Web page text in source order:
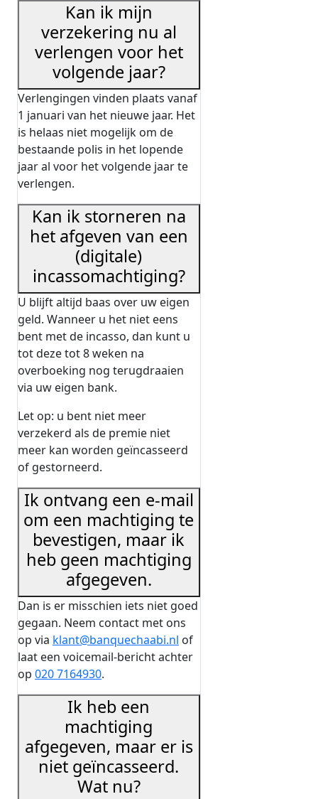
Kan ik mijn
verzekering nu al
verlengen voor het
volgende jaar?
Verlengingen vinden plaats vanaf
1 januari van het nieuwe jaar. Het
is helaas niet mogelijk om de
bestaande polis in het lopende
jaar al voor het volgende jaar te
verlengen.
Kan ik storneren na
het afgeven van een
(digitale)
incassomachtiging?
U blijft altijd baas over uw eigen
geld. Wanneer u het niet eens
bent met de incasso, dan kunt u
tot deze tot 8 weken na
overboeking nog terugdraaien
via uw eigen bank.
Let op: u bent niet meer
verzekerd als de premie niet
meer kan worden geïncasseerd
of gestorneerd.
Ik ontvang een e-mail
om een machtiging te
bevestigen, maar ik
heb geen machtiging
afgegeven.
Dan is er misschien iets niet goed
gegaan. Neem contact met ons
op via klant@banquechaabi.nl of
laat een voicemail-bericht achter
op 020 7164930.
Ik heb een
machtiging
afgegeven, maar er is
niet geïncasseerd.
Wat nu?